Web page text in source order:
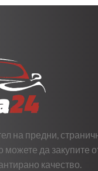
на предни,
можете да закупите
качество.